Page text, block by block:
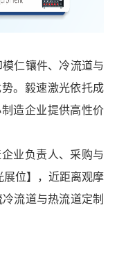
仁镶件、冷流道与
。毅速激光依托成
造企业提供高性价
业负责人、采购与
展位】，近距离观摩
流道与热流道定制